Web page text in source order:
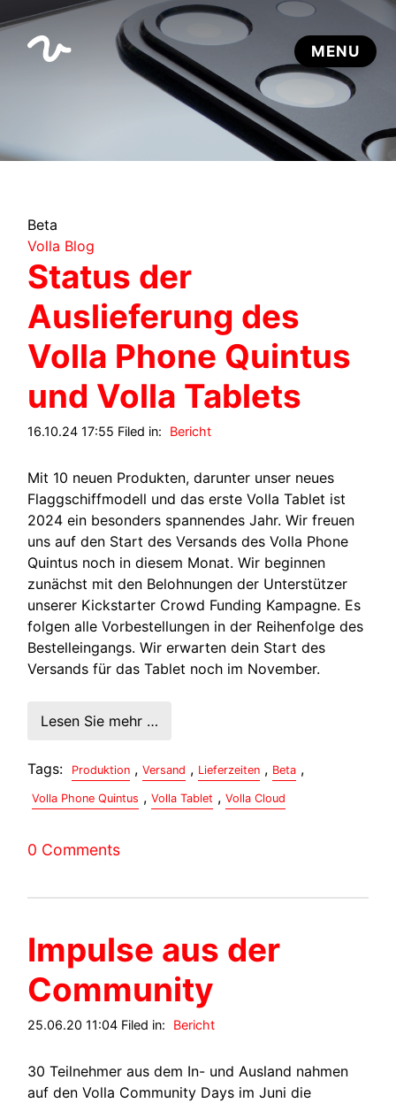
Beta
Volla Blog
Status der
Auslieferung des
Volla Phone Quintus
und Volla Tablets
16.10.24 17:55 Filed in: Bericht
Mit 10 neuen Produkten, darunter unser neues
Flaggschiffmodell und das erste Volla Tablet ist
2024 ein besonders spannendes Jahr. Wir freuen
uns auf den Start des Versands des Volla Phone
Quintus noch in diesem Monat. Wir beginnen
zunächst mit den Belohnungen der Unterstützer
unserer Kickstarter Crowd Funding Kampagne. Es
folgen alle Vorbestellungen in der Reihenfolge des
Bestelleingangs. Wir erwarten dein Start des
Versands für das Tablet noch im November.
Lesen Sie mehr …
Tags: Produktion , Versand , Lieferzeiten , Beta ,
Volla Phone Quintus , Volla Tablet , Volla Cloud
0 Comments
Impulse aus der
Community
25.06.20 11:04 Filed in: Bericht
30 Teilnehmer aus dem In- und Ausland nahmen
auf den Volla Community Days im Juni die